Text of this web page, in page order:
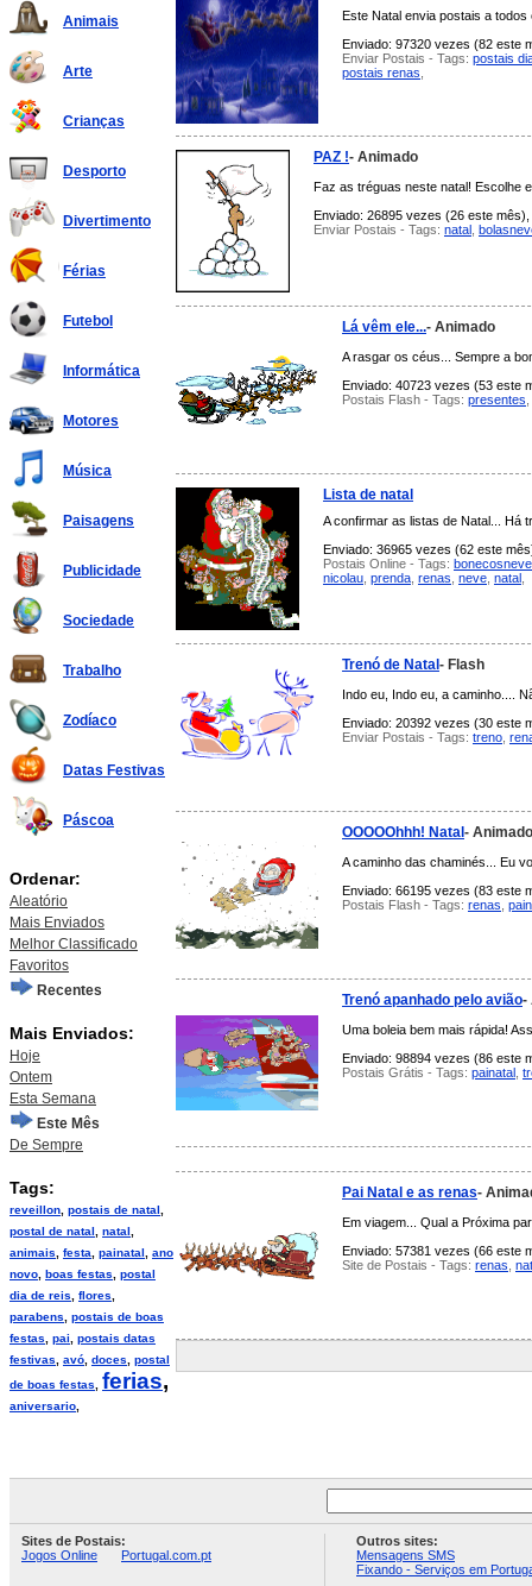
Animais
Arte
Crianças
Desporto
Divertimento
Férias
Futebol
Informática
Motores
Música
Paisagens
Publicidade
Sociedade
Trabalho
Zodíaco
Datas Festivas
Páscoa
Ordenar:
Aleatório
Mais Enviados
Melhor Classificado
Favoritos
Recentes
Mais Enviados:
Hoje
Ontem
Esta Semana
Este Mês
De Sempre
Tags:
reveillon postais de natal
postal de natal
natal
animais
festa painatal
ano
novo boas festas
postal
dia de reis
flores
parabens
postais de boas
festas
pai
postais datas
festivas
avó doces
postal
de boas festas
ferias,
aniversario
Este Natal envia postais a todos
Enviado: 97320 vezes (82 este
Enviar Postais - Tags: postais
postais renas
PAZ !- Animado
Faz as tréguas neste natal! Escolhe
Enviado: 26895 vezes (26 este
Enviar Postais - Tags: natal
Lá vêm ele...- Animado
A rasgar os céus... Sempre a
Enviado: 40723 vezes (53 este
Postais Flash - Tags: presentes
Lista de natal
A confirmar as listas de Natal... Há
Enviado: 36965 vezes (62 este
Postais Online - Tags: bonecosneve
nicolau prenda renas neve natal
Trenó de Natal - Flash
Indo eu, Indo eu, a caminho....
Enviado: 20392 vezes (30 este
Enviar Postais - Tags: treno
OOOOOhhh! Natal - Animado
A caminho das chaminés... Eu
Enviado: 66195 vezes (83 este
Postais Flash - Tags: renas
Trenó apanhado pelo avião-
Uma boleia bem mais rápida!
Enviado: 98894 vezes (86 este
Postais Grátis - Tags: painatal
Pai Natal e as renas-
Em viagem... Qual a Próxima
Enviado: 57381 vezes (66 este
Site de Postais - Tags: renas
Sites de Postais:
Jogos Online
Portugal.com.pt
Outros sites:
Mensagens SMS
Fixando - Serviços em